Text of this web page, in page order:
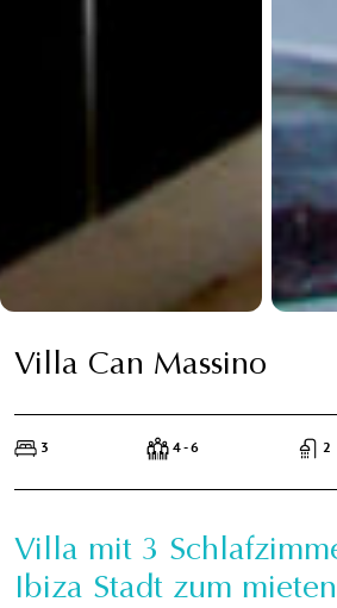
Villa Can Massino
3 4 - 6 2
Villa mit 3
Ibiza Stadt zum mieten